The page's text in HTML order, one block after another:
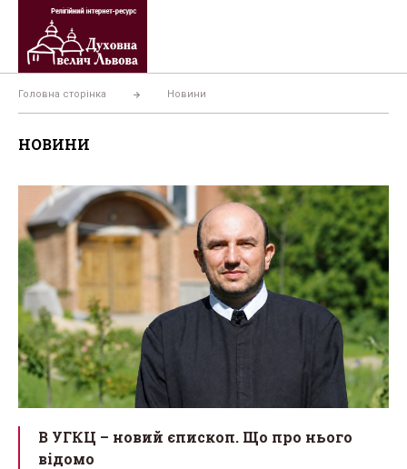
Перейти
вмісту
Головна сторінка Новини
НОВИНИ
В УГКЦ – новий єпископ. Що про нього
відомо